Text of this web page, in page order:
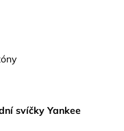
svíčky Yankee